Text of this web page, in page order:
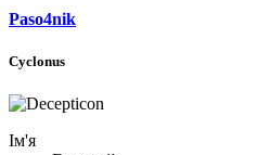
Paso4nik
Cyclonus
Ім'я